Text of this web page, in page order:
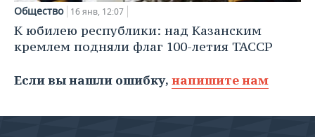
Общество 16 янв, 12:07
К юбилею республики: над Казанским
кремлем подняли флаг 100-летия ТАССР
Если вы нашли ошибку, напишите нам